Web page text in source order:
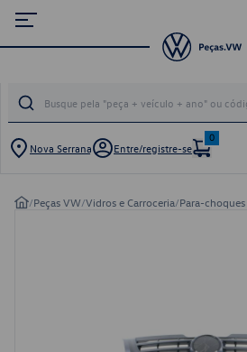
Nova Serrana Entre/registre-se
0
/Peças VW/Vidros e Carroceria/Para-choques